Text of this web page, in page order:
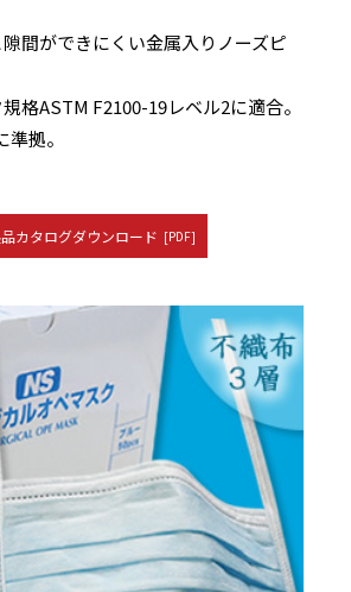
間ができにくい金属入りノーズピ
格ASTM F2100-19レベル2に適合。
拠。
カタログダウンロード [PDF]